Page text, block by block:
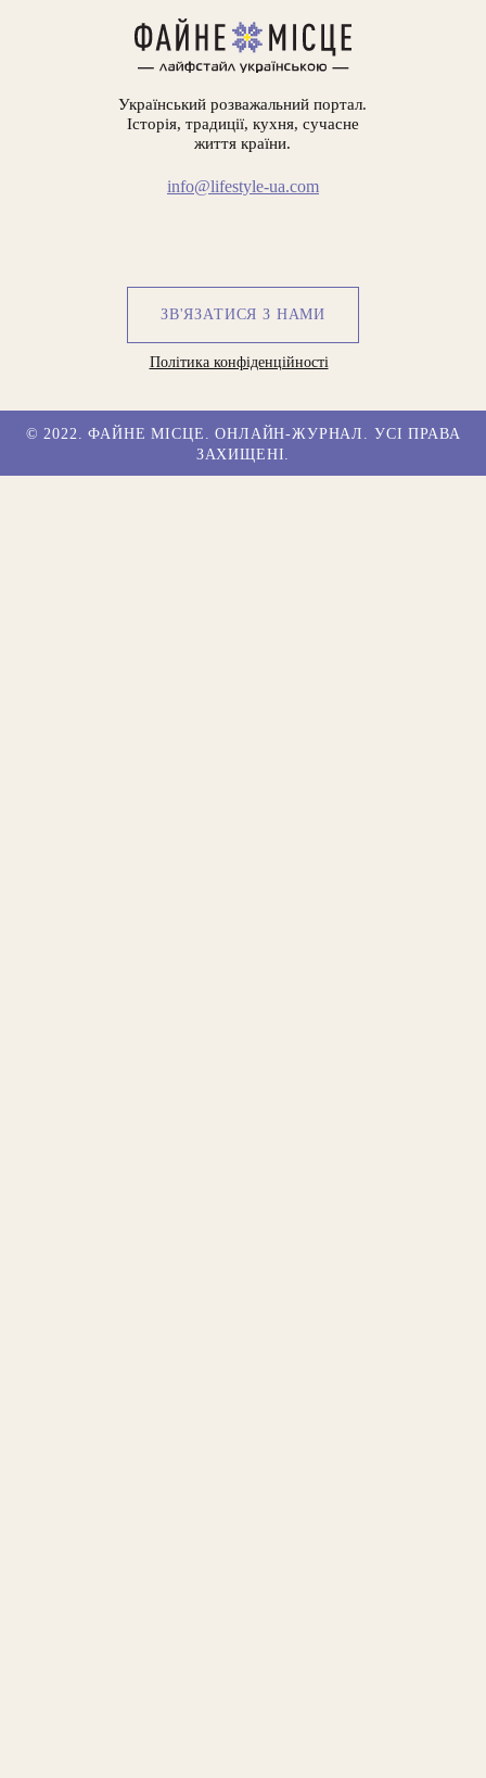
Український розважальний портал.
Історія, традиції, кухня, сучасне
життя країни.
info@lifestyle-ua.com
ЗВ'ЯЗАТИСЯ З НАМИ
Політика конфіденційності
© 2022. ФАЙНЕ МІСЦЕ. ОНЛАЙН-ЖУРНАЛ. УСІ ПРАВА
ЗАХИЩЕНІ.